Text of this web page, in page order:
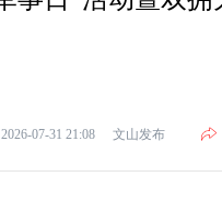
2026-07-31 21:08 文山发布